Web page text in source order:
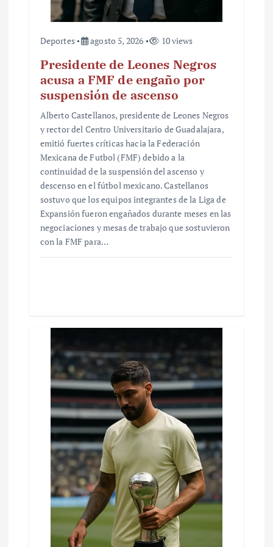
Deportes agosto 5, 2026 10 views
Presidente de Leones Negros
acusa a FMF de engaño por
suspensión de ascenso
Alberto Castellanos, presidente de Leones Negros
y rector del Centro Universitario de Guadalajara,
emitió fuertes críticas hacia la Federación
Mexicana de Futbol (FMF) debido a la
continuidad de la suspensión del ascenso y
descenso en el fútbol mexicano. Castellanos
sostuvo que los equipos integrantes de la Liga de
Expansión fueron engañados durante meses en las
negociaciones y mesas de trabajo que sostuvieron
con la FMF para…